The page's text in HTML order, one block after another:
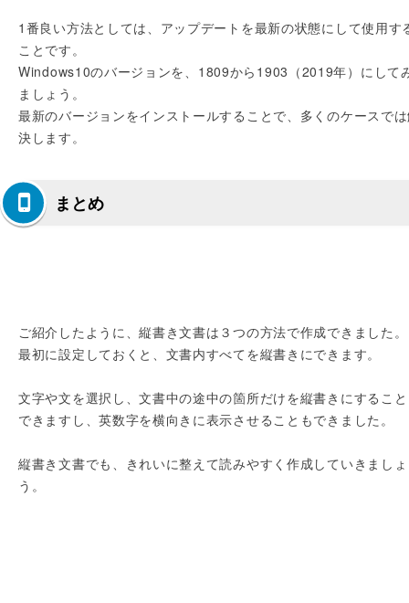
1番良い方法としては、アップデートを最新の状態にして使用す
ことです。
Windows10のバージョンを、1809から1903（2019年）にして
ましょう。
最新のバージョンをインストールすることで、多くのケースで
決します。
まとめ
ご紹介したように、縦書き文書は３つの方法で作成できました。
最初に設定しておくと、文書内すべてを縦書きにできます。
文字や文を選択し、文書中の途中の箇所だけを縦書きにするこ
できますし、英数字を横向きに表示させることもできました。
縦書き文書でも、きれいに整えて読みやすく作成していきましょ
う。